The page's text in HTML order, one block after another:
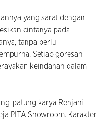
yang sarat dengan
cintanya pada
tanpa perlu
Setiap goresan
keindahan dalam
patung karya Renjani
PITA Showroom. Karakter